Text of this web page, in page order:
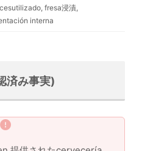
fresa浸漬,
interna
済み事実)